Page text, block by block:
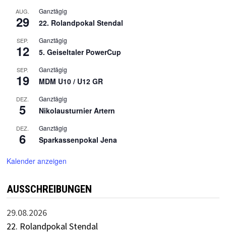
AUG.
29
Ganztägig
22. Rolandpokal Stendal
SEP.
12
Ganztägig
5. Geiseltaler PowerCup
SEP.
19
Ganztägig
MDM U10 / U12 GR
DEZ.
5
Ganztägig
Nikolausturnier Artern
DEZ.
6
Ganztägig
Sparkassenpokal Jena
Kalender anzeigen
AUSSCHREIBUNGEN
29.08.2026
22. Rolandpokal Stendal